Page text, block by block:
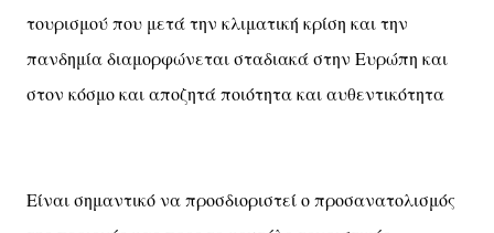
τουρισμού που μετά την κλιματική κρίση και την
πανδημία διαμορφώνεται σταδιακά στην Ευρώπη και
στον κόσμο και αποζητά ποιότητα και αυθεντικότητα
Είναι σημαντικό να προσδιοριστεί ο προσανατολισμός